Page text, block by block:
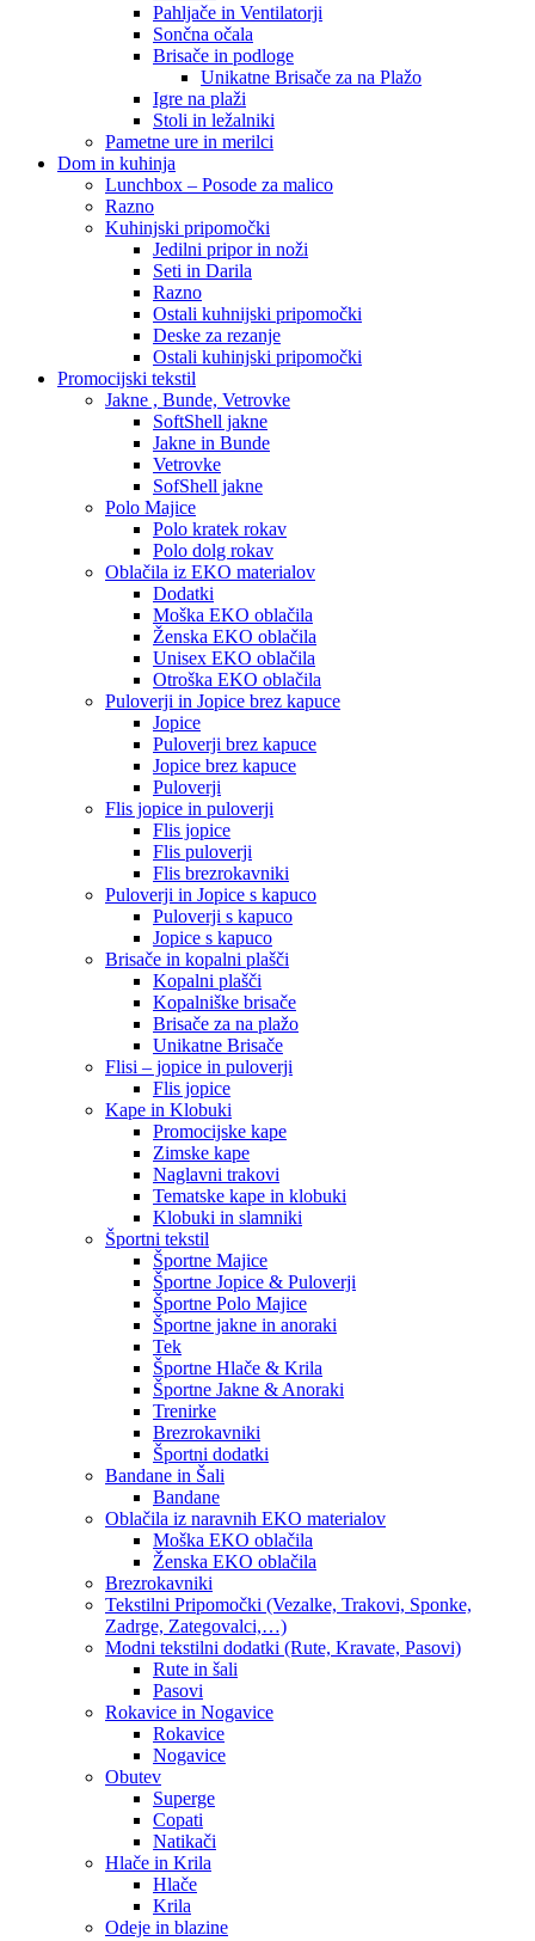
Pahljače in Ventilatorji
Sončna očala
Brisače in podloge
Unikatne Brisače za na Plažo
Igre na plaži
Stoli in ležalniki
Pametne ure in merilci
Dom in kuhinja
Lunchbox – Posode za malico
Razno
Kuhinjski pripomočki
Jedilni pripor in noži
Seti in Darila
Razno
Ostali kuhnijski pripomočki
Deske za rezanje
Ostali kuhinjski pripomočki
Promocijski tekstil
Jakne , Bunde, Vetrovke
SoftShell jakne
Jakne in Bunde
Vetrovke
SofShell jakne
Polo Majice
Polo kratek rokav
Polo dolg rokav
Oblačila iz EKO materialov
Dodatki
Moška EKO oblačila
Ženska EKO oblačila
Unisex EKO oblačila
Otroška EKO oblačila
Puloverji in Jopice brez kapuce
Jopice
Puloverji brez kapuce
Jopice brez kapuce
Puloverji
Flis jopice in puloverji
Flis jopice
Flis puloverji
Flis brezrokavniki
Puloverji in Jopice s kapuco
Puloverji s kapuco
Jopice s kapuco
Brisače in kopalni plašči
Kopalni plašči
Kopalniške brisače
Brisače za na plažo
Unikatne Brisače
Flisi – jopice in puloverji
Flis jopice
Kape in Klobuki
Promocijske kape
Zimske kape
Naglavni trakovi
Tematske kape in klobuki
Klobuki in slamniki
Športni tekstil
Športne Majice
Športne Jopice & Puloverji
Športne Polo Majice
Športne jakne in anoraki
Tek
Športne Hlače & Krila
Športne Jakne & Anoraki
Trenirke
Brezrokavniki
Športni dodatki
Bandane in Šali
Bandane
Oblačila iz naravnih EKO materialov
Moška EKO oblačila
Ženska EKO oblačila
Brezrokavniki
Tekstilni Pripomočki (Vezalke, Trakovi, Sponke,
Zadrge, Zategovalci,…)
Modni tekstilni dodatki (Rute, Kravate, Pasovi)
Rute in šali
Pasovi
Rokavice in Nogavice
Rokavice
Nogavice
Obutev
Superge
Copati
Natikači
Hlače in Krila
Hlače
Krila
Odeje in blazine